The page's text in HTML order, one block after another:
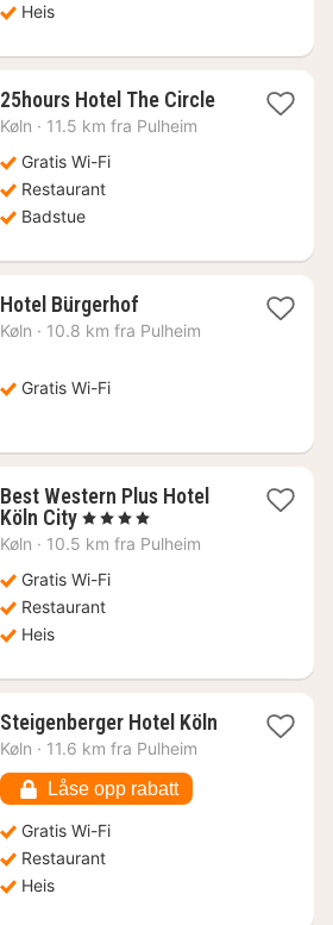
Heis
25hours Hotel The Circle1
Køln · 11.5 km fra Pulheim
Gratis Wi-Fi
Restaurant
Badstue
Hotel Bürgerhof1
natt
Køln · 10.8 km fra Pulheim
Gratis Wi-Fi
Best Western Plus Hotel
Köln City1
natt
906
kr.
, 4 Stjerner
Køln · 10.5 km fra Pulheim
Gratis Wi-Fi
Restaurant
Heis
Steigenberger Hotel Köln1
Køln · 11.6 km fra Pulheim
Låse opp rabatt
Gratis Wi-Fi
Restaurant
Heis